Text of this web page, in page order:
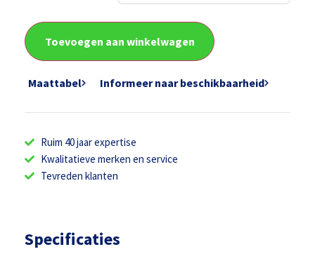
Toevoegen aan winkelwagen
Maattabel Informeer naar beschikbaarheid
Ruim 40 jaar expertise
Kwalitatieve merken en service
Tevreden klanten
Specificaties